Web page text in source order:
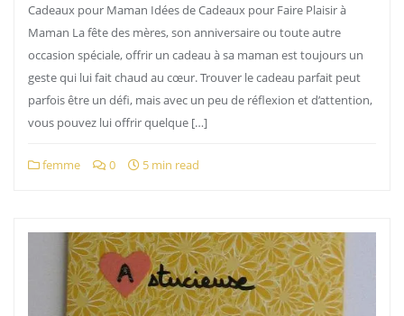
Cadeaux pour Maman Idées de Cadeaux pour Faire Plaisir à
Maman La fête des mères, son anniversaire ou toute autre
occasion spéciale, offrir un cadeau à sa maman est toujours un
geste qui lui fait chaud au cœur. Trouver le cadeau parfait peut
parfois être un défi, mais avec un peu de réflexion et d’attention,
vous pouvez lui offrir quelque […]
femme 0 5 min read